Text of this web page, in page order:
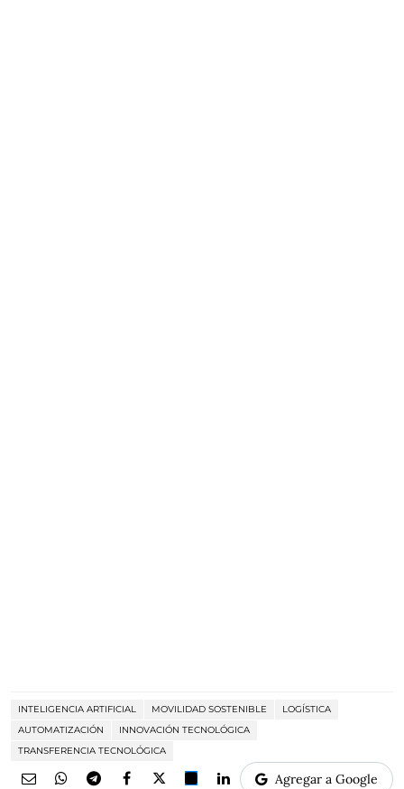
INTELIGENCIA ARTIFICIAL MOVILIDAD SOSTENIBLE
LOGÍSTICA
AUTOMATIZACIÓN
INNOVACIÓN TECNOLÓGICA
TRANSFERENCIA TECNOLÓGICA
Agregar a Google